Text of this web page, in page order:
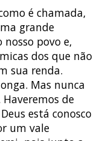
é chamada,
grande
povo e,
dos que não
sua renda.
Mas nunca
de
está conosco
um vale